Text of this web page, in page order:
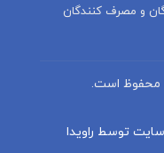
و مصرف كنندگان
محفوظ است.
توسط راویدا